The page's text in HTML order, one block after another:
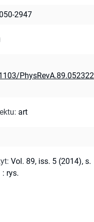
2947
PhysRevA.89.052322
: art
: Vol. 89, iss. 5 (2014), s.
rys.